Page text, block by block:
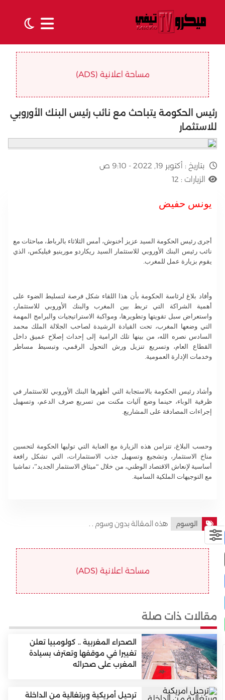
مساحة اعلانية (ADS)
رئيس الحكومة يتباحث مع نائب رئيس البنك الأوروبي
للاستثمار
بتاريخ : أكتوبر 19, 2022 - 9:10 ص
الزيارات : 12
يونس حفيض
أجرى رئيس الحكومة السيد عزيز أخنوش، أمس الثلاثاء بالرباط، مباحثات مع
نائب رئيس البنك الأوروبي للاستثمار السيد ريكاردو مورينيو فيليكس، الذي
يقوم بزيارة عمل للمغرب.
وأفاد بلاغ لرئاسة الحكومة بأن هذا اللقاء شكل فرصة لتسليط الضوء على
أهمية الشراكة التي تربط بين المغرب والبنك الأوروبي للاستثمار،
واستعراض سبل تقويتها وتطويرها، ومواكبة الاستراتيجيات والبرامج المهمة
التي وضعها المغرب، تحت القيادة الرشيدة لصاحب الجلالة الملك محمد
السادس نصره الله، من بينها تلك الرامية إلى إحداث إصلاح عميق داخل
القطاع العام، وتسريع تنزيل ورش التحول الرقمي، وتبسيط مساطر
وخدمات الإدارة العمومية.
وأشاد رئيس الحكومة بالاستجابة التي أظهرها البنك الأوروبي للاستثمار في
ظرفية الوباء، حينما وضع آليات مكنت من تسريع صرف الدعم، وتسهيل
إجراءات المصادقة على المشاريع.
وحسب البلاغ، تتزامن هذه الزيارة مع العناية التي توليها الحكومة لتحسين
مناخ الاستثمار، وتشجيع وتسهيل جذب الاستثمارات، التي تشكل رافعة
أساسية لإنعاش الاقتصاد الوطني، من خلال “ميثاق الاستثمار الجديد”، تماشيا
مع التوجيهات الملكية السامية.
الوسوم هذه المقالة بدون وسوم . .
مساحة اعلانية (ADS)
مقالات ذات صلة
الصحراء المغربية .. كولومبيا تعلن
تغييرا في موقفها وتعترف بسيادة
المغرب على صحرائه
ترحيل أمريكية وبرتغالية من الداخلة